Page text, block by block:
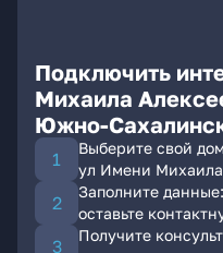
Подключить
Михаила
Южно-
Выберите свой
ул Имени Михаила
Заполните
оставьте
Получите